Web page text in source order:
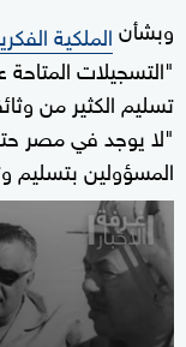
وبشأنالملكية
"التسجيلات
تسليم الكثير من
"لا يوجد في مصر
المسؤولين بتسليم